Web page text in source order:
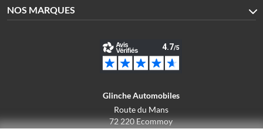
NOS MARQUES
Glinche Automobiles
Route du Mans
72 220 Ecommoy